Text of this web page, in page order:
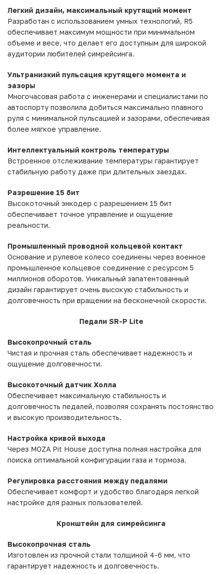
Легкий дизайн, максимальный крутящий момент
Разработан с использованием умных технологий, R5
обеспечивает максимум мощности при минимальном
объеме и весе, что делает его доступным для широкой
аудитории любителей симрейсинга.
Ультранизкий пульсация крутящего момента и
зазоры
Многочасовая работа с инженерами и специалистами по
автоспорту позволила добиться максимально плавного
руля с минимальной пульсацией и зазорами, обеспечивая
более мягкое управление.
Интеллектуальный контроль температуры
Встроенное отслеживание температуры гарантирует
стабильную работу даже при длительных заездах.
Разрешение 15 бит
Высокоточный энкодер с разрешением 15 бит
обеспечивает точное управление и ощущение
реальности.
Промышленный проводной кольцевой контакт
Основание и рулевое колесо соединены через военное
промышленное кольцевое соединение с ресурсом 5
миллионов оборотов. Уникальный запатентованный
дизайн гарантирует очень высокую стабильность и
долговечность при вращении на бесконечной скорости.
Педали SR-P Lite
Высокопрочный сталь
Чистая и прочная сталь обеспечивает надежность и
ощущение долговечности.
Высокоточный датчик Холла
Обеспечивает максимальную стабильность и
долговечность педалей, позволяя сохранять постоянство
и высокую производительность.
Настройка кривой выхода
Через MOZA Pit House доступна полная настройка для
поиска оптимальной конфигурации газа и тормоза.
Регулировка расстояния между педалями
Обеспечивает комфорт и удобство благодаря легкой
настройке для разных пользователей.
Кронштейн для симрейсинга
Высокопрочная сталь
Изготовлен из прочной стали толщиной 4-6 мм, что
гарантирует надежность и долговечность.